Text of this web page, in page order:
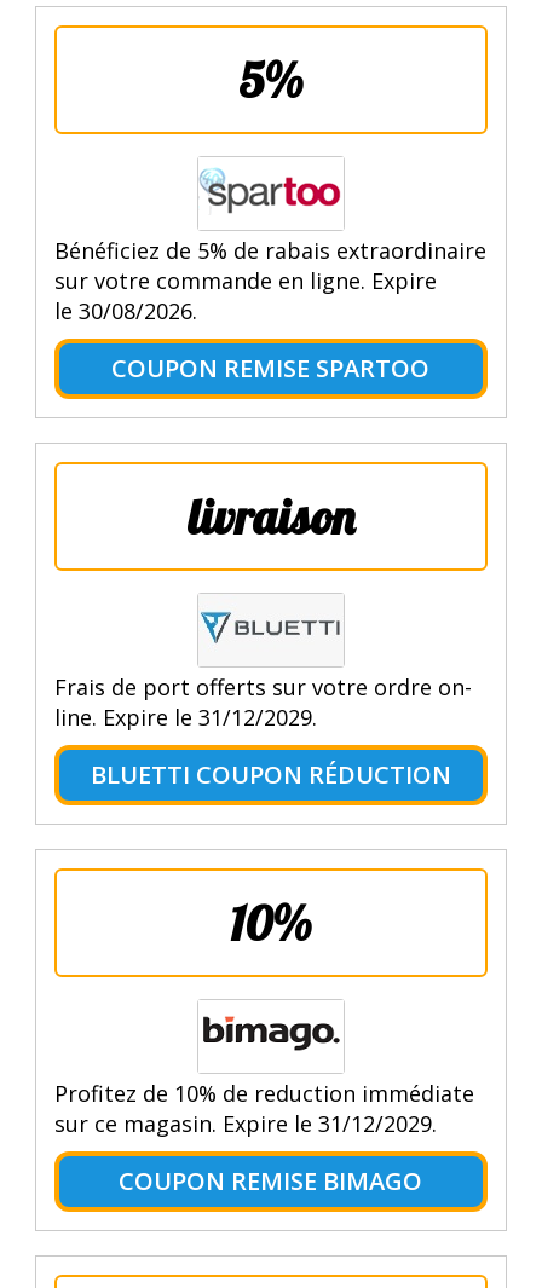
5%
Bénéficiez de 5% de rabais extraordinaire
sur votre commande en ligne. Expire
le 30/08/2026.
COUPON REMISE SPARTOO
livraison
Frais de port offerts sur votre ordre on-
line. Expire le 31/12/2029.
BLUETTI COUPON RÉDUCTION
10%
Profitez de 10% de reduction immédiate
sur ce magasin. Expire le 31/12/2029.
COUPON REMISE BIMAGO